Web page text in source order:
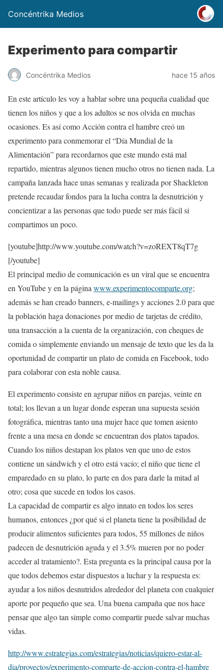
Concéntrika Medios
Experimento para compartir
Concéntrika Medios hace 15 años
En este artículo les voy a hablar sobre una pequeña cualidad que
tienen los niños y que a los adultos se nos olvida en muchas
ocasiones. Es así como Acción contra el hambre creó un
experimento para conmemorar el “Día Mundial de la
Alimentación” para recordarnos que este mundo está mal
repartido, mientras algunos tienen mucho otros no tienen nada. La
campaña lanzada hace unas semanas y realizada por Shackleton
pretende recaudar fondos para la lucha contra la desnutrición y
concientizar a las personas que todo puede ser más fácil si
compartimos un poco.
[youtube]http://www.youtube.com/watch?v=zoREXT8qT7g
[/youtube]
El principal medio de comunicación es un viral que se encuentra
en YouTube y en la página www.experimentocomparte.org;
además se han creado banners, e-mailings y acciones 2.0 para que
la población haga donaciones por medio de tarjetas de crédito,
una transacción a la cuenta de la organización, con cheques de
comida o simplemente enviando un mensaje de texto que les da la
oportunidad de compartir un plato de comida en Facebook, todo
para colaborar con esta noble causa.
El experimento consiste en agrupar niños en parejas, veinte en
total; los llevan a un lugar donde esperan una supuesta sesión
fotográfica, mientras tanto una mujer hace que tomen asiento
frente a una mesa en donde se encuentran dos platos tapados.
Cuando los niños destapan los platos ven que uno de estos
contiene un sándwich y el otro está vacío; el niño que tiene el
emparedado en su plato, lo parte en dos para darle la mitad al
otro; cosa que sucede en todos los casos.
La capacidad de compartir es algo innato en todos los seres
humanos, entonces ¿por qué si el planeta tiene la posibilidad de
producir alimentos suficientes para todos, 55 millones de niños
padecen de desnutrición aguda y el 3.5% mueren por no poder
acceder al tratamiento?. Esta pregunta es la principal causa por la
que todos debemos estar dispuestos a luchar y la respuesta es:
ayudar a los niños desnutridos alrededor del planeta con cualquier
aporte por pequeño que sea. Una buena campaña que nos hace
pensar que algo tan simple como compartir puede salvar muchas
vidas.
http://www.estrategias.com/estrategias/noticias/quiero-estar-al-
dia/proyectos/experimento-comparte-de-accion-contra-el-hambre